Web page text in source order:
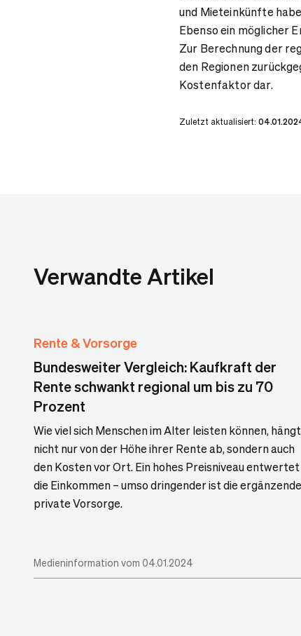
und Mieteinkünfte
Ebenso ein möglicher
Zur Berechnung der
den Regionen
Kostenfaktor dar.
Zuletzt aktualisiert:
Verwandte Artikel
Rente & Vorsorge
Bundesweiter Vergleich: Kaufkraft der
Rente schwankt regional um bis zu 70
Prozent
Wie viel sich Menschen im Alter leisten können, hängt
nicht nur von der Höhe ihrer Rente ab, sondern auch
den Kosten vor Ort. Ein hohes Preisniveau entwertet
die Einkommen – umso dringender ist die ergänzende
private Vorsorge.
Medieninformation vom 04.01.2024